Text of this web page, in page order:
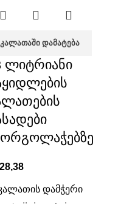
ᲙᲐᲚᲐᲗᲐᲨᲘ ᲓᲐᲛᲐᲢᲔᲑᲐ
ლიტრიანი